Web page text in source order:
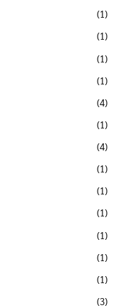
(1)
(1)
(1)
(1)
(4)
(1)
(4)
(1)
(1)
(1)
(1)
(1)
(1)
(3)